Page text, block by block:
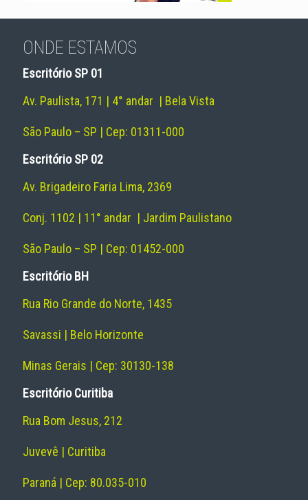
ONDE ESTAMOS
Escritório SP 01
Av. Paulista, 171 | 4° andar | Bela Vista
São Paulo – SP | Cep: 01311-000
Escritório SP 02
Av. Brigadeiro Faria Lima, 2369
Conj. 1102 | 11° andar | Jardim Paulistano
São Paulo – SP | Cep: 01452-000
Escritório BH
Rua Rio Grande do Norte, 1435
Savassi | Belo Horizonte
Minas Gerais | Cep: 30130-138
Escritório Curitiba
Rua Bom Jesus, 212
Juvevê | Curitiba
Paraná | Cep: 80.035-010